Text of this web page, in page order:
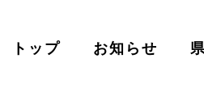
トップ お知らせ